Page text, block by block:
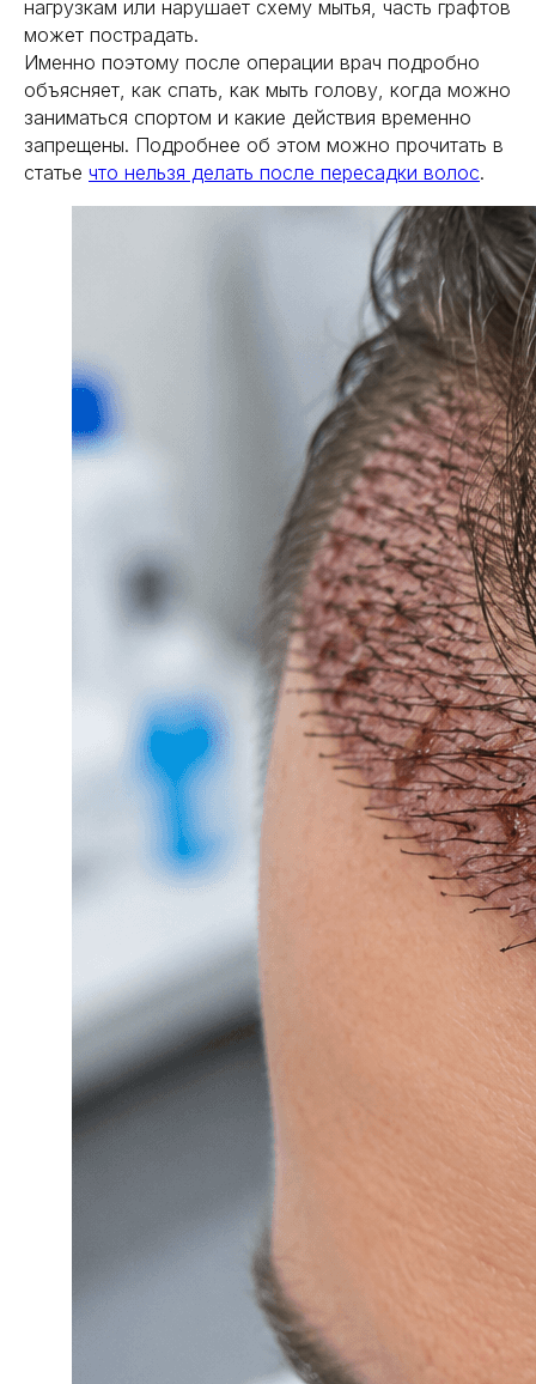
нагрузкам или нарушает схему мытья, часть графтов
может пострадать.
Именно поэтому после операции врач подробно
объясняет, как спать, как мыть голову, когда можно
заниматься спортом и какие действия временно
запрещены. Подробнее об этом можно прочитать в
статье что нельзя делать после пересадки волос.